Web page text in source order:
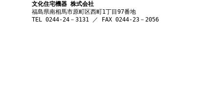
文化住宅機器 株式会社
福島県南相馬市原町区西町1丁目97番地
TEL 0244-24－3131 ／ FAX 0244-23－2056